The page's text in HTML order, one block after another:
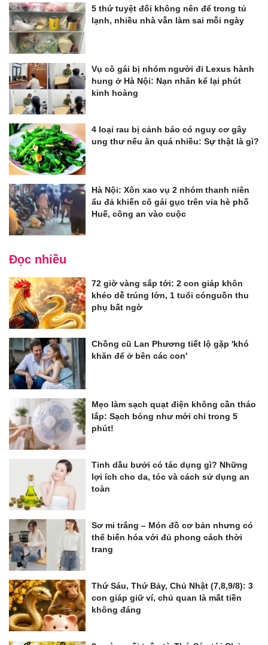
5 thứ tuyệt đối không nên để trong tủ
lạnh, nhiều nhà vẫn làm sai mỗi ngày
Vụ cô gái bị nhóm người đi Lexus hành
hung ở Hà Nội: Nạn nhân kể lại phút
kinh hoàng
4 loại rau bị cảnh báo có nguy cơ gây
ung thư nếu ăn quá nhiều: Sự thật là gì?
Hà Nội: Xôn xao vụ 2 nhóm thanh niên
ẩu đả khiến cô gái gục trên vỉa hè phố
Huế, công an vào cuộc
Đọc nhiều
72 giờ vàng sắp tới: 2 con giáp khôn
khéo dễ trúng lớn, 1 tuổi cónguồn thu
phụ bất ngờ
Chồng cũ Lan Phương tiết lộ gặp 'khó
khăn để ở bên các con'
Mẹo làm sạch quạt điện không cần tháo
lắp: Sạch bóng như mới chỉ trong 5
phút!
Tinh dầu bưởi có tác dụng gì? Những
lợi ích cho da, tóc và cách sử dụng an
toàn
Sơ mi trắng – Món đồ cơ bản nhưng có
thể biến hóa với đủ phong cách thời
trang
Thứ Sáu, Thứ Bảy, Chủ Nhật (7,8,9/8): 3
con giáp giữ ví, chủ quan là mất tiền
không đáng